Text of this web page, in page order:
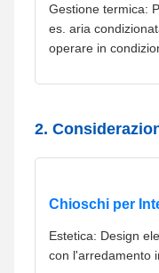
Gestione termica:
es. aria
operare in
2.
Chioschi per
Estetica: Design
con l'arredamento